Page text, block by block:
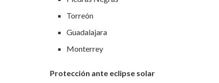
Torreón
Guadalajara
Monterrey
Protección ante eclipse solar